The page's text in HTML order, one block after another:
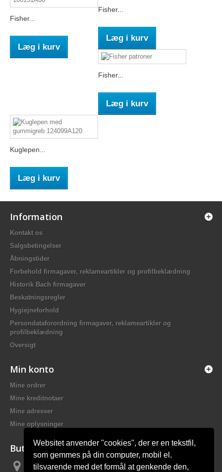
Websitet anvender "cookies", der er en tekstfil,
som gemmes på din computer, mobil el.
tilsvarende med det formål at genkende den,
Fisher...
Læg i kurv
Fisher...
Læg i kurv
Fisher...
Læg i kurv
Kuglepen...
Læg i kurv
Information
Kontakt os
Salgsbetingelser
Åbningstider
Forbehold firmagaver, reklameartikler og profilbeklædning
Historik Bach firmagaver
Beskatningsregler
Hygiejneforhold
Persondataforordning firmagaver, reklameartikler og
profilbeklædning
Oversigt
Min konto
Mine ordrer
Mine kreditnotaer
Mine adresser
Mine oplysninger
Butiksinformation
Bach Promotion, Trafikskolevej 2 7400 Herning Danmark